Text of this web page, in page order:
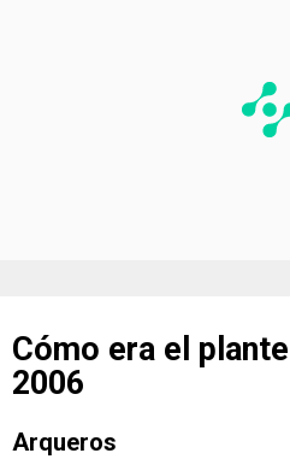
Cómo era el
2006
Arqueros